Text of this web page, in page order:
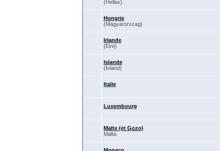
(Hellas)
Hongrie
(Magyarorszag)
Irlande
(Eire)
Islande
(Island)
Italie
Luxembourg
Malte (et Gozo)
Malta